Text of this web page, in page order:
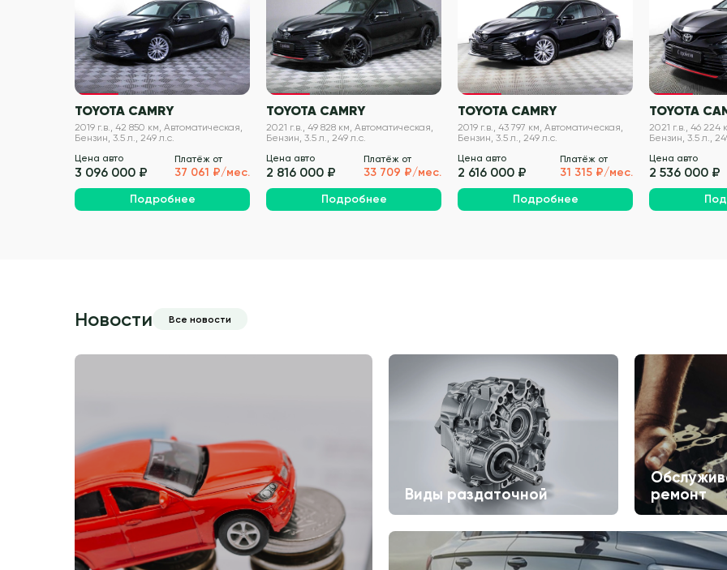
VIN проверен
TOYOTA CAMRY
2019 г.в., 42 850 км, Автоматическая,
Бензин, 3.5 л., 249 л.с.
Цена авто
3 096 000 ₽
Платёж от
37 061 ₽/мес.
Подробнее
VIN проверен
TOYOTA CAMRY
2021 г.в., 49 828 км, Автоматическая,
Бензин, 3.5 л., 249 л.с.
Цена авто
2 816 000 ₽
Платёж от
33 709 ₽/мес.
Подробнее
VIN проверен
TOYOTA CAMRY
2019 г.в., 43 797 км, Автоматическая,
Бензин, 3.5 л., 249 л.с.
Цена авто
2 616 000 ₽
Платёж от
31 315 ₽/мес.
Подробнее
TOYOTA
2021 г.в., 46 224
Бензин, 3.5 л.,
Цена авто
2 536 000 ₽
Новости Все новости
Виды раздаточной
ремонт